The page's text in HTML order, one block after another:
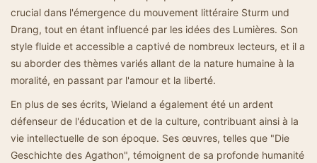
crucial dans l'émergence du mouvement littéraire Sturm und
Drang, tout en étant influencé par les idées des Lumières. Son
style fluide et accessible a captivé de nombreux lecteurs, et il a
su aborder des thèmes variés allant de la nature humaine à la
moralité, en passant par l'amour et la liberté.
En plus de ses écrits, Wieland a également été un ardent
défenseur de l'éducation et de la culture, contribuant ainsi à la
vie intellectuelle de son époque. Ses œuvres, telles que "Die
Geschichte des Agathon", témoignent de sa profonde humanité